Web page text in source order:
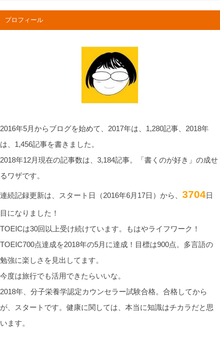
プロフィール
2016年5月からブログを始めて、2017年は、1,280記事、2018年
は、1,456記事を書きました。
2018年12月現在の記事数は、3,184記事。「書くのが好き」の成せ
るワザです。
連続記録更新は、スタート日（2016年6月17日）から、 3704日
目になりました！
TOEICは30回以上受け続けています。もはやライフワーク！
TOEIC700点達成を2018年の5月に達成！目標は900点。多言語の
勉強に楽しさを見出してます。
今度は旅行でも活用できたらいいな。
2018年、分子栄養学認定カウンセラー試験合格。合格してから
が、スタートです。健康に関しては、本当に知識はチカラだと思
います。